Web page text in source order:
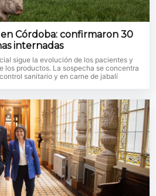
Córdoba: confirmaron 30
internadas
sigue la evolución de los pacientes y
los productos. La sospecha se concentra
sanitario y en carne de jabalí